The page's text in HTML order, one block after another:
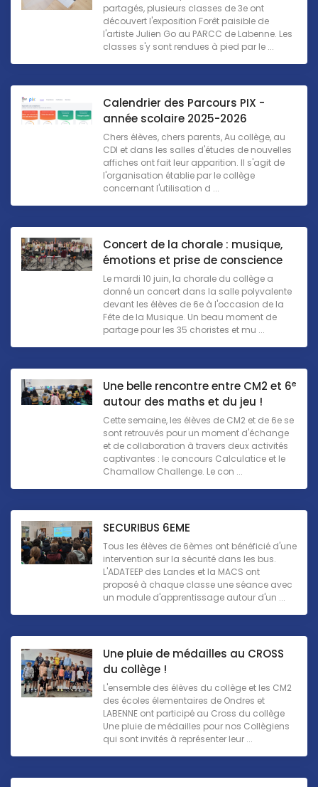
partagés, plusieurs classes de 3e ont
découvert l'exposition Forêt paisible de
l'artiste Julien Go au PARCC de Labenne. Les
classes s'y sont rendues à pied par le ...
Calendrier des Parcours PIX -
année scolaire 2025-2026
Chers élèves, chers parents, Au collège, au
CDI et dans les salles d'études de nouvelles
affiches ont fait leur apparition. Il s'agit de
l'organisation établie par le collège
concernant l'utilisation d ...
Concert de la chorale : musique,
émotions et prise de conscience
Le mardi 10 juin, la chorale du collège a
donné un concert dans la salle polyvalente
devant les élèves de 6e à l'occasion de la
Fête de la Musique. Un beau moment de
partage pour les 35 choristes et mu ...
Une belle rencontre entre CM2 et 6e
autour des maths et du jeu !
Cette semaine, les élèves de CM2 et de 6e se
sont retrouvés pour un moment d'échange
et de collaboration à travers deux activités
captivantes : le concours Calculatice et le
Chamallow Challenge. Le con ...
SECURIBUS 6EME
Tous les élèves de 6èmes ont bénéficié d'une
intervention sur la sécurité dans les bus.
L'ADATEEP des Landes et la MACS ont
proposé à chaque classe une séance avec
un module d'apprentissage autour d'un ...
Une pluie de médailles au CROSS
du collège !
L'ensemble des élèves du collège et les CM2
des écoles élementaires de Ondres et
LABENNE ont participé au Cross du collège
Une pluie de médailles pour nos Collègiens
qui sont invités à représenter leur ...